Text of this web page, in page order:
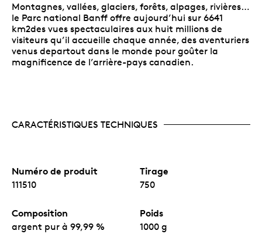
Montagnes, vallées, glaciers, forêts, alpages, rivières…
le Parc national Banff offre aujourd’hui sur 6641
km2des vues spectaculaires aux huit millions de
visiteurs qu’il accueille chaque année, des aventuriers
venus departout dans le monde pour goûter la
magnificence de l’arrière-pays canadien.
CARACTÉRISTIQUES TECHNIQUES
Numéro de produit
111510
Tirage
750
Composition
argent pur à 99,99 %
Poids
1000 g